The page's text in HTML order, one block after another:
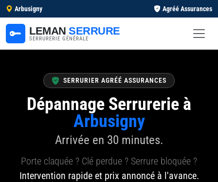
Arbusigny Agréé Assurances
LEMAN SERRURE
SERRURERIE GÉNÉRALE
SERRURIER AGRÉÉ ASSURANCES
Dépannage Serrurerie à
Arbusigny
Arrivée en 30 minutes.
Porte claquée ? Clé perdue ? Serrure bloquée ?
Intervention rapide et prix annoncé à l'avance.